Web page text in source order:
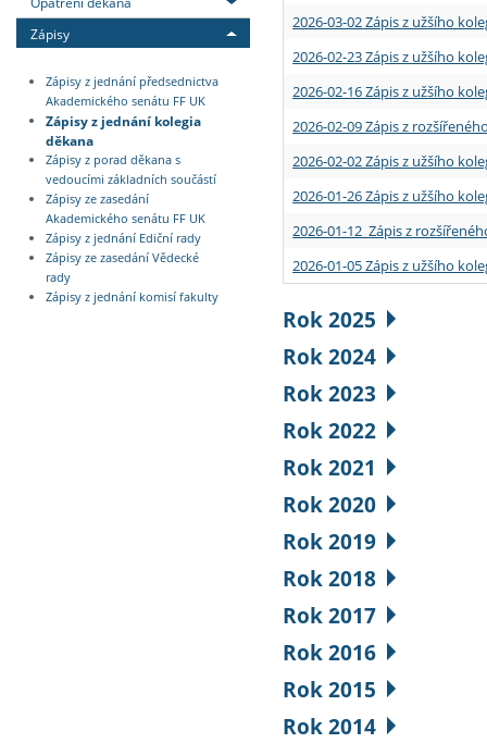
Zápisy
Zápisy z jednání předsednictva
Akademického senátu FF UK
Zápisy z jednání kolegia
děkana
Zápisy z porad děkana s
vedoucími základních součástí
Zápisy ze zasedání
Akademického senátu FF UK
Zápisy z jednání Ediční rady
Zápisy ze zasedání Vědecké
rady
Zápisy z jednání komisí fakulty
2026-03-02 Zápis z užšího
2026-02-23 Zápis z užšího
2026-02-16 Zápis z užšího
2026-02-09 Zápis z
2026-02-02 Zápis z užšího
2026-01-26 Zápis z užšího
2026-01-12 Zápis z
2026-01-05 Zápis z užšího
Rok 2025
Rok 2024
Rok 2023
Rok 2022
Rok 2021
Rok 2020
Rok 2019
Rok 2018
Rok 2017
Rok 2016
Rok 2015
Rok 2014